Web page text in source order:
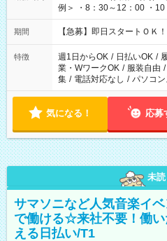
例＞ ・8：30～12：00 ・
・13：00～22：00 ・22：
期間 【急募】即日スタートＯＫ
特徴 週1日からOK / 日払いOK /
業・WワークOK / 服装自由 /
集 / 電話対応なし / パソコ
気になる！ 応募
未読
サマソニなど人気音楽イ
で働ける☆来社不要！働い
える日払い/T1